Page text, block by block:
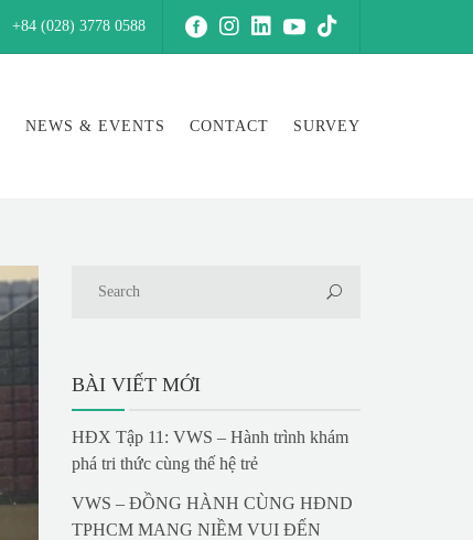
+84 (028) 3778 0588
NEWS & EVENTS CONTACT SURVEY
BÀI VIẾT MỚI
HĐX Tập 11: VWS – Hành trình khám
phá tri thức cùng thế hệ trẻ
VWS – ĐỒNG HÀNH CÙNG HĐND
TPHCM MANG NIỀM VUI ĐẾN